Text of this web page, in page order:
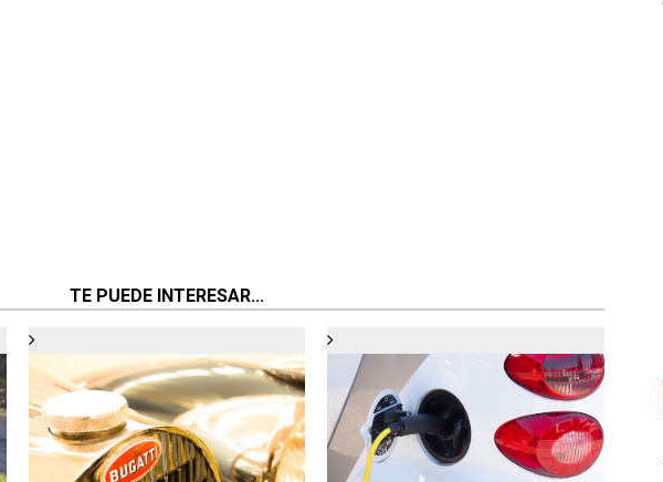
TE PUEDE INTERESAR...